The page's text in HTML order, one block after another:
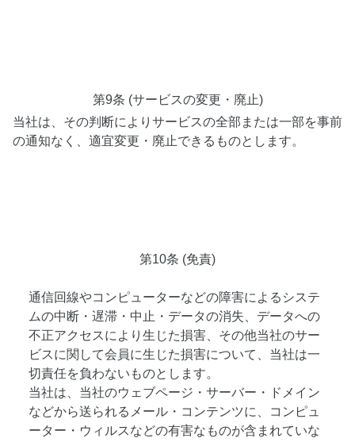
第9条 (サービスの変更・廃止)
当社は、その判断によりサービスの全部または一部を事前
の通知なく、適宜変更・廃止できるものとします。
第10条 (免責)
通信回線やコンピューターなどの障害によるシステ
ムの中断・遅滞・中止・データの消失、データへの
不正アクセスにより生じた損害、その他当社のサー
ビスに関して会員に生じた損害について、当社は一
切責任を負わないものとします。
当社は、当社のウェブページ・サーバー・ドメイン
などから送られるメール・コンテンツに、コンピュ
ーター・ウィルスなどの有害なものが含まれていな